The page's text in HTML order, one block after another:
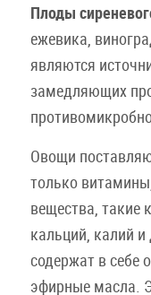
Плоды
ежевика,
являются
замедляющих
Овощи
только
вещества, такие
кальций, калий
содержат в себе
эфирные масла.